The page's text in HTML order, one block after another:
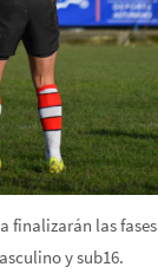
finalizarán las
y sub16.